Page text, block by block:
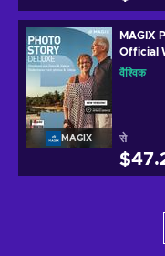
MAGIX
MAGIX
Official
वैश्विक
से